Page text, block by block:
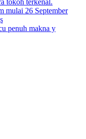
penuh makna y